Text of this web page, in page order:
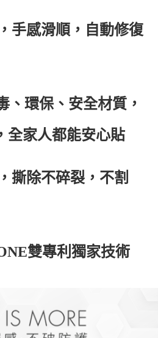
手感滑順，自動修復
、環保、安全材質，
全家人都能安心貼
撕除不碎裂，不割
雙專利獨家技術